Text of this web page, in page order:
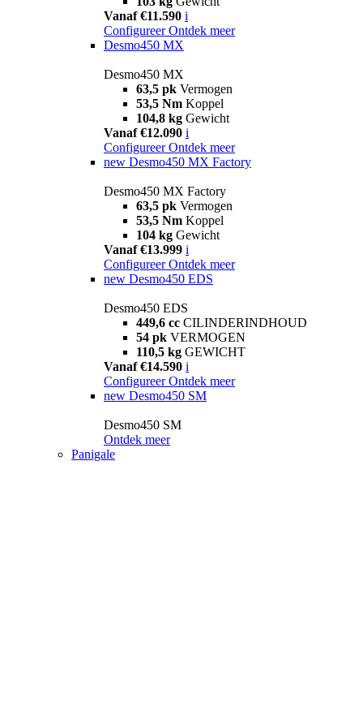
Vanaf €11.590 i
Configureer Ontdek meer
Desmo450 MX
Desmo450 MX
63,5 pk Vermogen
53,5 Nm Koppel
104,8 kg Gewicht
Vanaf €12.090 i
Configureer Ontdek meer
new Desmo450 MX Factory
Desmo450 MX Factory
63,5 pk Vermogen
53,5 Nm Koppel
104 kg Gewicht
Vanaf €13.999 i
Configureer Ontdek meer
new Desmo450 EDS
Desmo450 EDS
449,6 cc CILINDERINDHOUD
54 pk VERMOGEN
110,5 kg GEWICHT
Vanaf €14.590 i
Configureer Ontdek meer
new Desmo450 SM
Desmo450 SM
Ontdek meer
Panigale